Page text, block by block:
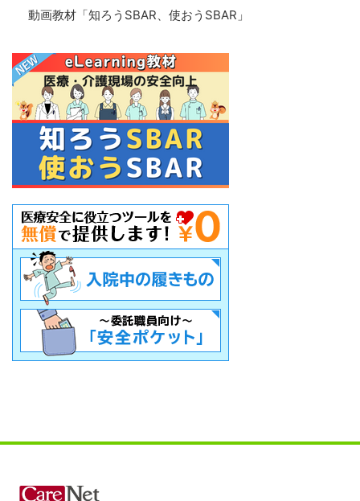
動画教材「知ろうSBAR、使おうSBAR」